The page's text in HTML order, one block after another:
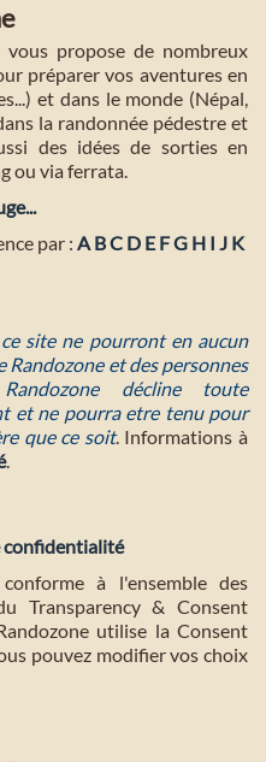
vous propose de nombreux
préparer vos aventures en
et dans le monde (Népal,
la randonnée pédestre et
des idées de sorties en
ou via ferrata.
par : A BC D E FG H I J K
site ne pourront en aucun
Randozone et des personnes
décline toute
et ne pourra etre tenu pour
que ce soit. Informations à
.
confidentialité
à l'ensemble des
Transparency & Consent
utilise la Consent
pouvez modifier vos choix